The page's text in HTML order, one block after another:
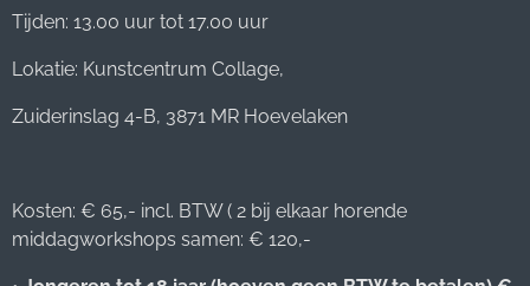
Tijden: 13.00 uur tot 17.00 uur
Lokatie: Kunstcentrum Collage,
Zuiderinslag 4-B, 3871 MR Hoevelaken
Kosten: € 65,- incl. BTW ( 2 bij elkaar horende
middagworkshops samen: € 120,-